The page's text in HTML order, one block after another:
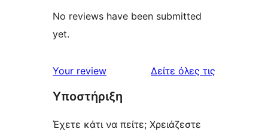
No reviews have been submitted
yet.
Your review Δείτε όλες τις
Υποστήριξη
Έχετε κάτι να πείτε; Χρειάζεστε